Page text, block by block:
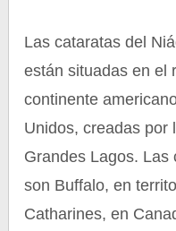
Las cataratas del
están situadas en el
continente
Unidos, creadas por
Grandes Lagos. Las
son Buffalo, en
Catharines, en